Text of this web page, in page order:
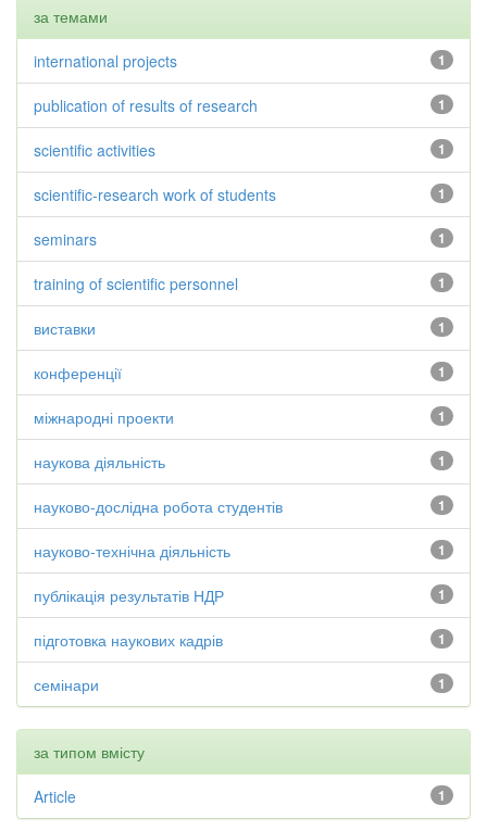
за темами
1
international projects
1
publication of results of research
1
scientific activities
1
scientific-research work of students
1
seminars
1
training of scientific personnel
1
виставки
1
конференції
1
міжнародні проекти
1
наукова діяльність
1
науково-дослідна робота студентів
1
науково-технічна діяльність
1
публікація результатів НДР
1
підготовка наукових кадрів
1
семінари
за типом вмісту
1
Article